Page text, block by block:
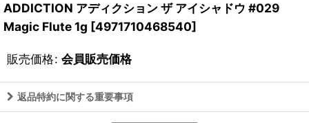
ADDICTION アディクション ザ アイシャドウ #029
Magic Flute 1g [4971710468540]
販売価格: 会員販売価格
返品特約に関する重要事項